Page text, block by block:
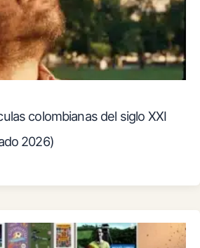
colombianas del siglo XXI
2026)